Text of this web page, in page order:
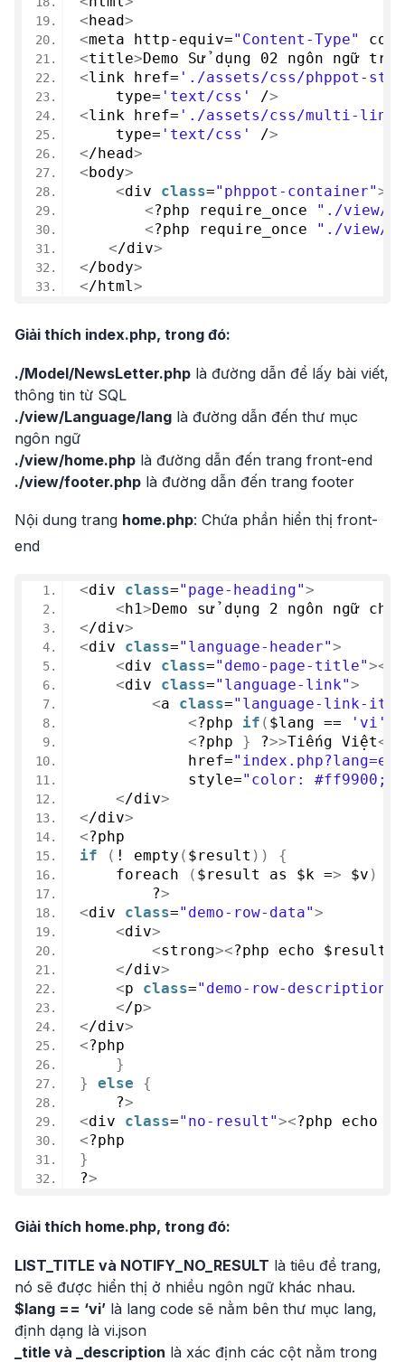
< head>
<meta http-equiv="Content-Type"
<title>Demo Sử dụng 02 ngôn ngữ trên
<link href= './assets/css/phppot-
    type=
'text/css' />
<link href= './assets/css/multi-
    type=
'text/css' />
</head>
< body>
<div class="phppot-container">
<?php require_once
"./view/
<?php require_once
"./view/
</div>
</body>
</html>
Giải thích index.php, trong đó:
./Model/NewsLetter.php là đường dẫn để lấy bài viết,
thông tin từ SQL
./view/Language/lang là đường dẫn đến thư mục
ngôn ngữ
./view/home.php là đường dẫn đến trang front-end
./view/footer.php là đường dẫn đến trang footer
Nội dung trang home.php: Chứa phần hiển thị front-
end
<div class="page-heading">
< h1>Demo sử dụng 2 ngôn ngữ cho
</div>
<div class="language-header">
<div class="demo-page-title"><
<div class="language-link">
<a class="language-link-
<?php if ( $lang == 'vi'
<?php } ?>>Tiếng Việt<
            href=
"index.php?lang=en"
            style=
"color: #ff9900;"
</div>
</div>
<?php
if
( ! empty ( $result ))
{
foreach
( $result as $k => $v )
        ?
>
<div class="demo-row-data">
<div>
<strong><?php echo $result
</div>
<p class="demo-row-description"
</p>
</div>
<?php
}
}
else
{
    ?
>
<div class="no-result"><?php echo
<?php
}
?>
Giải thích home.php, trong đó:
LIST_TITLE và NOTIFY_NO_RESULT là tiêu đề trang,
nó sẽ được hiển thị ở nhiều ngôn ngữ khác nhau.
$lang == ‘vi’ là lang code sẽ nằm bên thư mục lang,
định dạng là vi.json
_title và _description là xác định các cột nằm trong